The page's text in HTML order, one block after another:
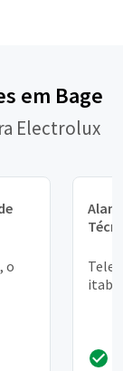
em Bage
Electrolux
o